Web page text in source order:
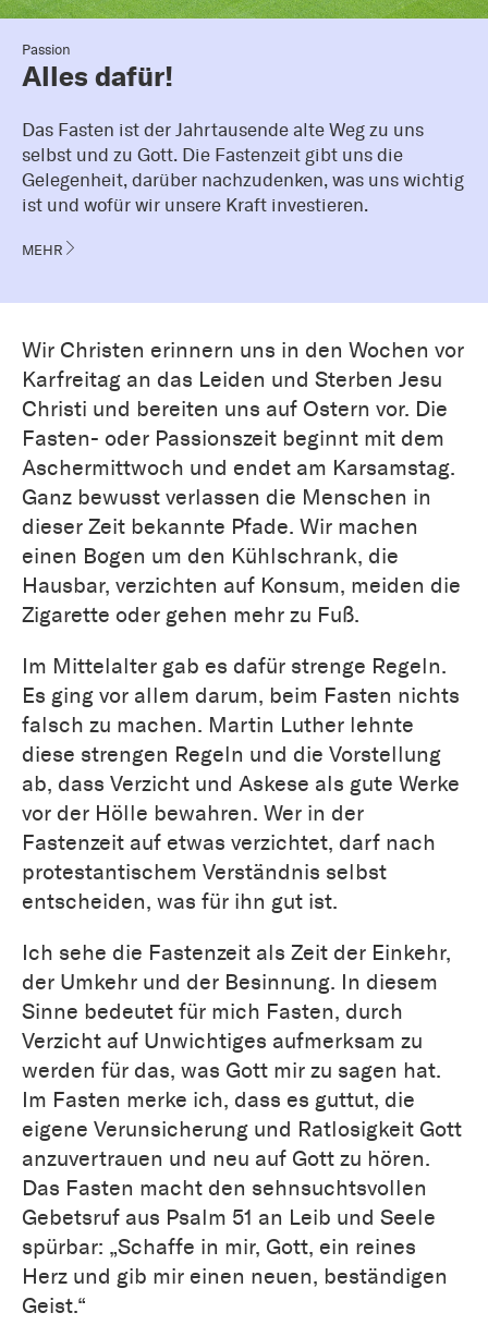
Passion
Alles dafür!
Das Fasten ist der Jahrtausende alte Weg zu uns
selbst und zu Gott. Die Fastenzeit gibt uns die
Gelegenheit, darüber nachzudenken, was uns wichtig
ist und wofür wir unsere Kraft investieren.
MEHR
Wir Christen erinnern uns in den Wochen vor
Karfreitag an das Leiden und Sterben Jesu
Christi und bereiten uns auf Ostern vor. Die
Fasten- oder Passionszeit beginnt mit dem
Aschermittwoch und endet am Karsamstag.
Ganz bewusst verlassen die Menschen in
dieser Zeit bekannte Pfade. Wir machen
einen Bogen um den Kühlschrank, die
Hausbar, verzichten auf Konsum, meiden die
Zigarette oder gehen mehr zu Fuß.
Im Mittelalter gab es dafür strenge Regeln.
Es ging vor allem darum, beim Fasten nichts
falsch zu machen. Martin Luther lehnte
diese strengen Regeln und die Vorstellung
ab, dass Verzicht und Askese als gute Werke
vor der Hölle bewahren. Wer in der
Fastenzeit auf etwas verzichtet, darf nach
protestantischem Verständnis selbst
entscheiden, was für ihn gut ist.
Ich sehe die Fastenzeit als Zeit der Einkehr,
der Umkehr und der Besinnung. In diesem
Sinne bedeutet für mich Fasten, durch
Verzicht auf Unwichtiges aufmerksam zu
werden für das, was Gott mir zu sagen hat.
Im Fasten merke ich, dass es guttut, die
eigene Verunsicherung und Ratlosigkeit Gott
anzuvertrauen und neu auf Gott zu hören.
Das Fasten macht den sehnsuchtsvollen
Gebetsruf aus Psalm 51 an Leib und Seele
spürbar: „Schaffe in mir, Gott, ein reines
Herz und gib mir einen neuen, beständigen
Geist.“